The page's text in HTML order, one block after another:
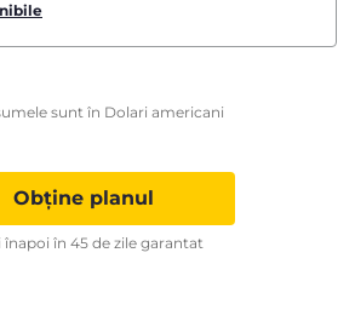
sunt în Dolari americani
Obține planul
înapoi în 45 de zile garantat